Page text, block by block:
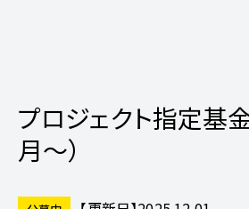
プロジェクト指定基
月～）